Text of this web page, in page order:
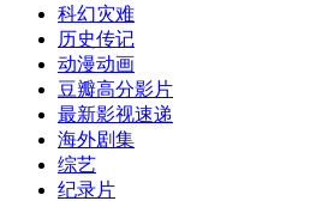
科幻灾难
历史传记
动漫动画
豆瓣高分影片
最新影视速递
海外剧集
综艺
纪录片